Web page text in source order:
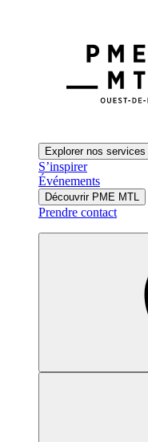
Explorer nos services
S’inspirer
Événements
Découvrir PME MTL
Prendre contact